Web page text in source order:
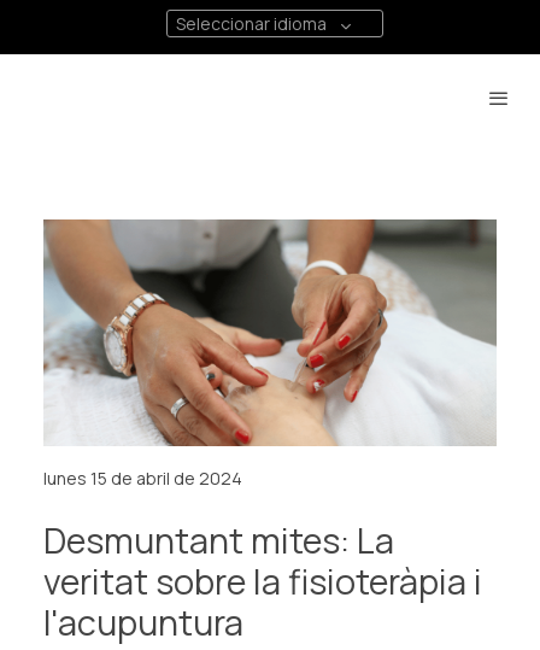
Seleccionar idioma
lunes 15 de abril de 2024
Desmuntant mites: La
veritat sobre la fisioteràpia i
l'acupuntura